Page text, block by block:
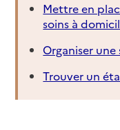
Mettre en
soins à
Organiser
Trouver un